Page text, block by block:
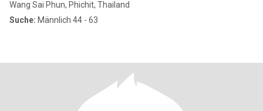
Wang Sai Phun, Phichit, Thailand
Suche: Männlich 44 - 63